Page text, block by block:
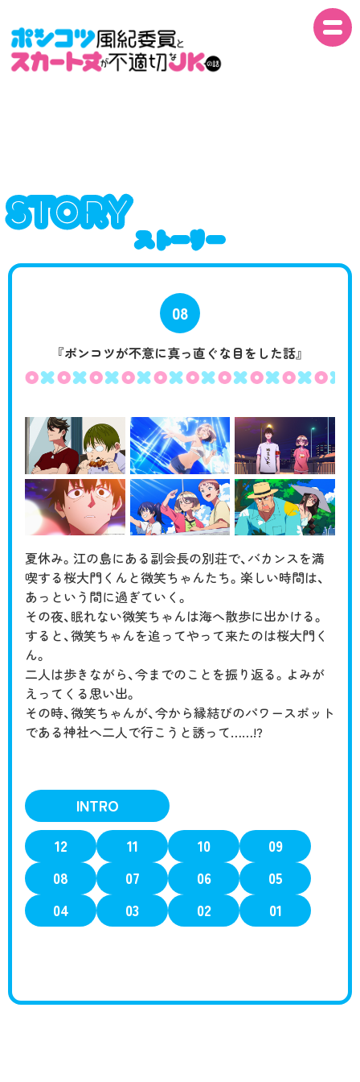
INTRO
STORY
CAST
CHARACTER
Blu-ray/DVD
MUSIC
COMIC
MOVIE
RADIO
STORY
ストーリー
08
『ポンコツが不意に真っ直ぐな目をした話』
夏休み。江の島にある副会長の別荘で、バカンスを満
喫する桜大門くんと微笑ちゃんたち。楽しい時間は、
あっという間に過ぎていく。
その夜、眠れない微笑ちゃんは海へ散歩に出かける。
すると、微笑ちゃんを追ってやって来たのは桜大門く
ん。
二人は歩きながら、今までのことを振り返る。よみが
えってくる思い出。
その時、微笑ちゃんが、今から縁結びのパワースポット
である神社へ二人で行こうと誘って……!?
INTRO
12
11 10
09
08
07 06
05
04
03 02 01